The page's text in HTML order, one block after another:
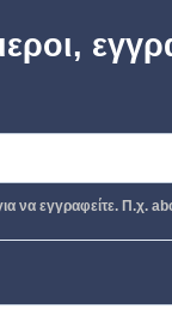
να εγγραφείτε. Π.χ.